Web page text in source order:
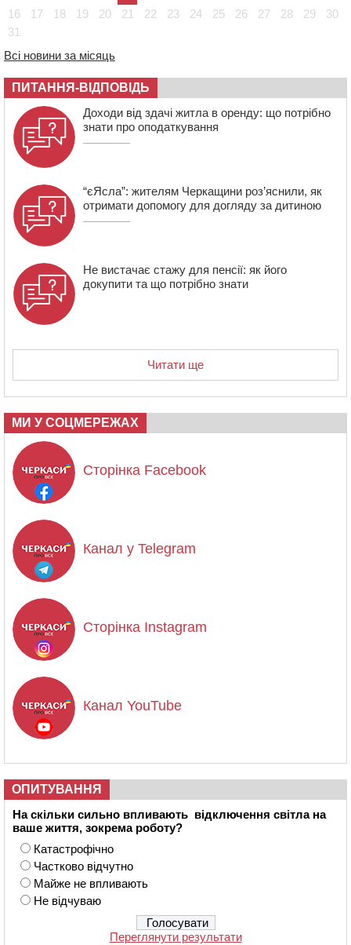
полон під час бою на Київщині
14:03
13:30 Раптово помер: у Черкасах попрощалися із 35-
річним прикордонником
12:59 У Черкасах нагородили двох місцевих жителів, які
відмовилися вчиняти підпали на замовлення росіян
16
17 18 19 20 21 22 23 24 25 26 27 28 29
30
31
Всі новини за місяць
ПИТАННЯ-ВІДПОВІДЬ
Доходи від здачі житла в оренду: що потрібно
знати про оподаткування
“єЯсла”: жителям Черкащини роз’яснили, як
отримати допомогу для догляду за дитиною
Не вистачає стажу для пенсії: як його
докупити та що потрібно знати
Читати ще
МИ У СОЦМЕРЕЖАХ
Сторінка Facebook
Канал у Telegram
Сторінка Instagram
Канал YouTube
ОПИТУВАННЯ
На скільки сильно впливають відключення світла на
ваше життя, зокрема роботу?
Катастрофічно
Частково відчутно
Майже не впливають
Не відчуваю
Переглянути результати